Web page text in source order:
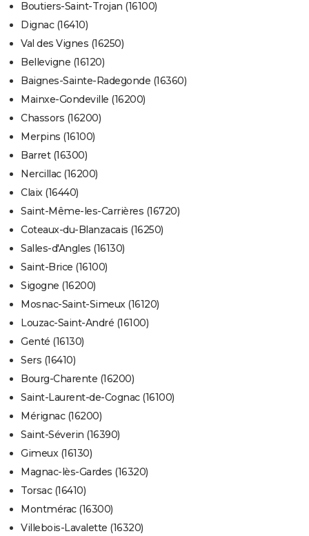
Boutiers-Saint-Trojan (16100)
Dignac (16410)
Val des Vignes (16250)
Bellevigne (16120)
Baignes-Sainte-Radegonde (16360)
Mainxe-Gondeville (16200)
Chassors (16200)
Merpins (16100)
Barret (16300)
Nercillac (16200)
Claix (16440)
Saint-Même-les-Carrières (16720)
Coteaux-du-Blanzacais (16250)
Salles-d'Angles (16130)
Saint-Brice (16100)
Sigogne (16200)
Mosnac-Saint-Simeux (16120)
Louzac-Saint-André (16100)
Genté (16130)
Sers (16410)
Bourg-Charente (16200)
Saint-Laurent-de-Cognac (16100)
Mérignac (16200)
Saint-Séverin (16390)
Gimeux (16130)
Magnac-lès-Gardes (16320)
Torsac (16410)
Montmérac (16300)
Villebois-Lavalette (16320)